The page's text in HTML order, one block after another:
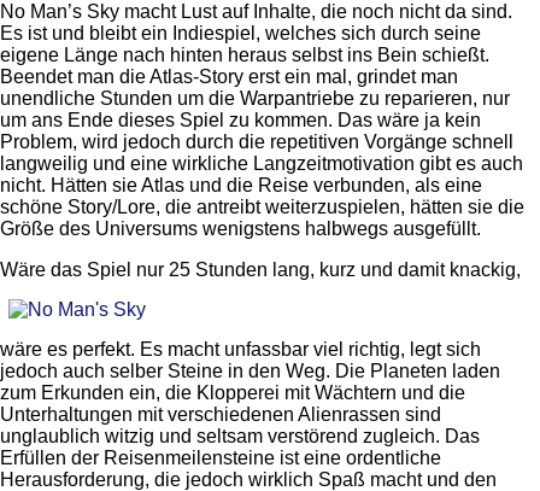
No Man’s Sky macht Lust auf Inhalte, die noch nicht da sind.
Es ist und bleibt ein Indiespiel, welches sich durch seine
eigene Länge nach hinten heraus selbst ins Bein schießt.
Beendet man die Atlas-Story erst ein mal, grindet man
unendliche Stunden um die Warpantriebe zu reparieren, nur
um ans Ende dieses Spiel zu kommen. Das wäre ja kein
Problem, wird jedoch durch die repetitiven Vorgänge schnell
langweilig und eine wirkliche Langzeitmotivation gibt es auch
nicht. Hätten sie Atlas und die Reise verbunden, als eine
schöne Story/Lore, die antreibt weiterzuspielen, hätten sie die
Größe des Universums wenigstens halbwegs ausgefüllt.
Wäre das Spiel nur 25 Stunden lang, kurz und damit knackig,
wäre es perfekt. Es macht unfassbar viel richtig, legt sich
jedoch auch selber Steine in den Weg. Die Planeten laden
zum Erkunden ein, die Klopperei mit Wächtern und die
Unterhaltungen mit verschiedenen Alienrassen sind
unglaublich witzig und seltsam verstörend zugleich. Das
Erfüllen der Reisenmeilensteine ist eine ordentliche
Herausforderung, die jedoch wirklich Spaß macht und den